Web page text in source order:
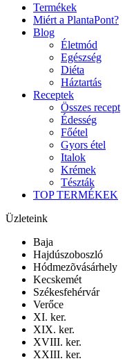
Termékek
Miért a PlantaPont?
Blog
Életmód
Egészség
Diéta
Háztartás
Receptek
Összes recept
Édesség
Főétel
Gyors étel
Italok
Krémek
Tészták
TOP TERMÉKEK
Üzleteink
Baja
Hajdúszoboszló
Hódmezõvásárhely
Kecskemét
Székesfehérvár
Verőce
XI. ker.
XIX. ker.
XVIII. ker.
XXIII. ker.